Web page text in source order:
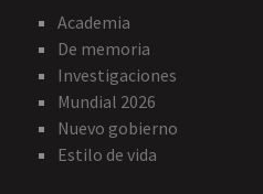
Academia
De memoria
Investigaciones
Mundial 2026
Nuevo gobierno
Estilo de vida